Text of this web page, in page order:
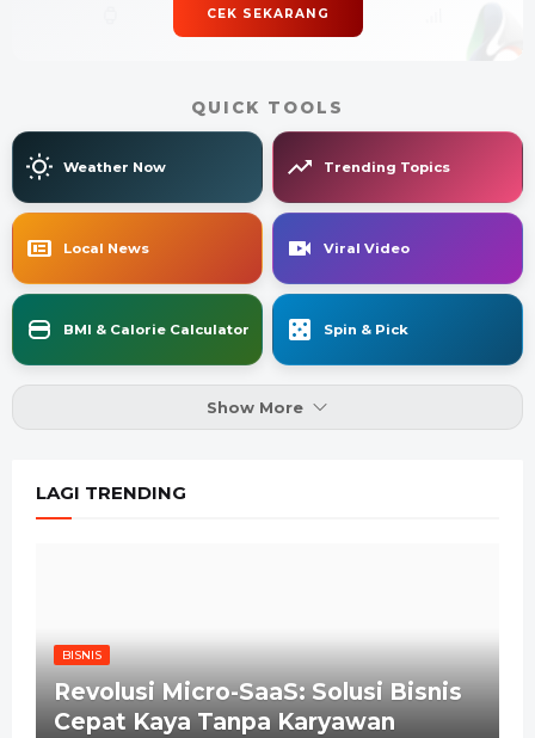
CEK SEKARANG
QUICK TOOLS
Weather Now Trending Topics
Local News Viral Video
BMI & Calorie Calculator Spin & Pick
Show More
LAGI TRENDING
BISNIS
Revolusi Micro-SaaS: Solusi Bisnis
Cepat Kaya Tanpa Karyawan